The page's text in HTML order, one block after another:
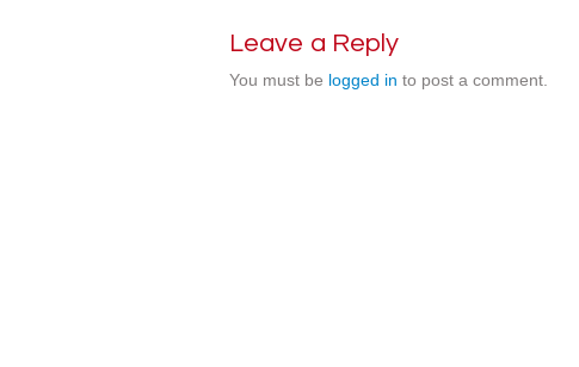
Leave a Reply
You must be logged in to post a comment.